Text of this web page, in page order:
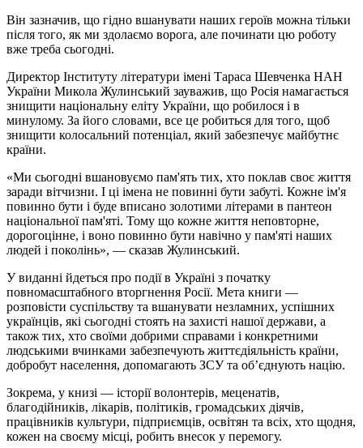
Він зазначив, що гідно вшанувати наших героїв можна тільки
після того, як ми здолаємо ворога, але починати цю роботу
вже треба сьогодні.
Директор Інституту літератури імені Тараса Шевченка НАН
України Микола Жулинський зауважив, що Росія намагається
знищити національну еліту України, що робилося і в
минулому. За його словами, все це робиться для того, щоб
знищити колосальний потенціал, який забезпечує майбутнє
країни.
«Ми сьогодні вшановуємо пам'ять тих, хто поклав своє життя
заради вітчизни. І ці імена не повинні бути забуті. Кожне ім'я
повинно бути і буде вписано золотими літерами в пантеон
національної пам'яті. Тому що кожне життя неповторне,
дорогоцінне, і воно повинно бути навічно у пам'яті наших
людей і поколінь», — сказав Жулинський.
У виданні йдеться про події в Україні з початку
повномасштабного вторгнення Росії. Мета книги —
розповісти суспільству та вшанувати незламних, успішних
українців, які сьогодні стоять на захисті нашої держави, а
також тих, хто своїми добрими справами і конкретними
людськими вчинками забезпечують життєдіяльність країни,
добробут населення, допомагають ЗСУ та об’єднують націю.
Зокрема, у книзі — історії волонтерів, меценатів,
благодійників, лікарів, політиків, громадських діячів,
працівників культури, підприємців, освітян та всіх, хто щодня,
кожен на своєму місці, робить внесок у перемогу.